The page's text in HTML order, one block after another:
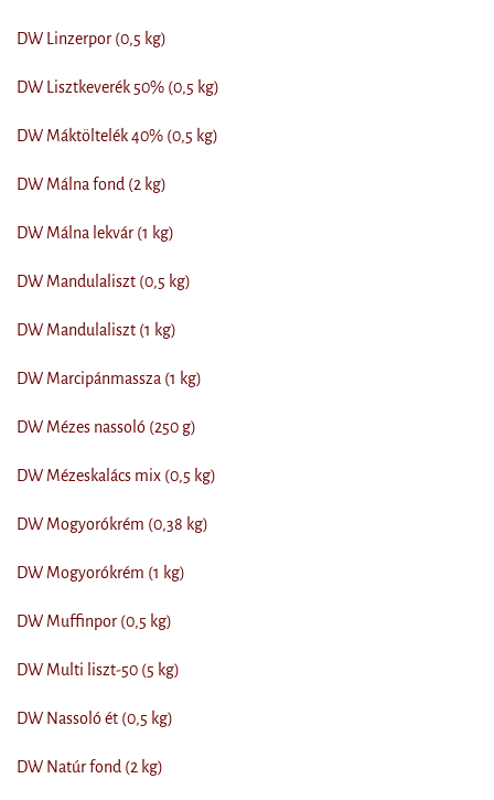
DW Linzerpor (0,5 kg)
DW Lisztkeverék 50% (0,5 kg)
DW Máktöltelék 40% (0,5 kg)
DW Málna fond (2 kg)
DW Málna lekvár (1 kg)
DW Mandulaliszt (0,5 kg)
DW Mandulaliszt (1 kg)
DW Marcipánmassza (1 kg)
DW Mézes nassoló (250 g)
DW Mézeskalács mix (0,5 kg)
DW Mogyorókrém (0,38 kg)
DW Mogyorókrém (1 kg)
DW Muffinpor (0,5 kg)
DW Multi liszt-50 (5 kg)
DW Nassoló ét (0,5 kg)
DW Natúr fond (2 kg)